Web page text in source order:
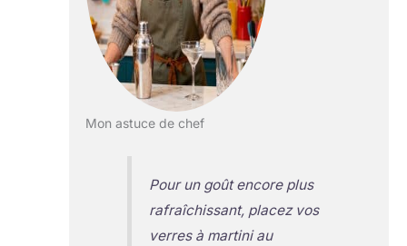
Mon astuce de chef
Pour un goût encore plus
rafraîchissant, placez vos
verres à martini au